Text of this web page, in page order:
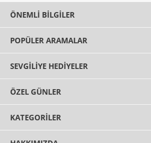
ÖNEMLI BILGILER
POPÜLER ARAMALAR
SEVGILIYE HEDIYELER
ÖZEL GÜNLER
KATEGORILER